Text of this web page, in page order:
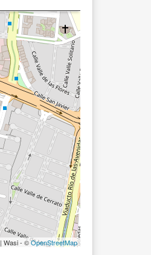
| Wasi - ©OpenStreetMap